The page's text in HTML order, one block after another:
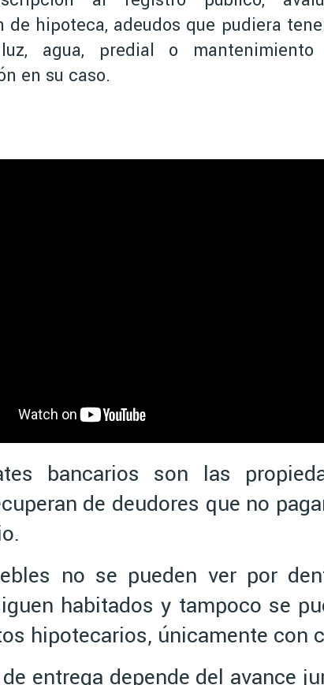
de hipoteca, adeudos que pudiera
agua, predial o
en su caso.
bancarios son las
de deudores que no
no se pueden ver por
habitados y tampoco se
hipotecarios, únicamente con
entrega depende del avance